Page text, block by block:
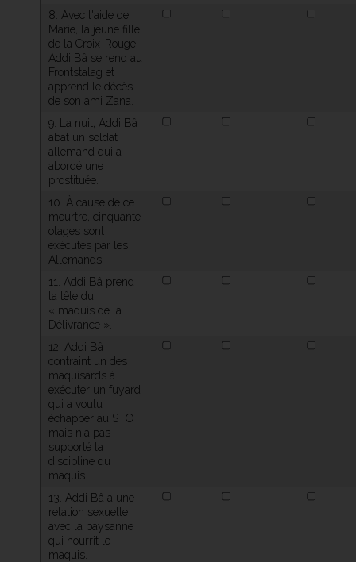
8. Avec l'aide de
Marie, la jeune fille
de la Croix-Rouge,
Addi Bâ se rend au
Frontstalag et
apprend le décès
de son ami Zana.
9. La nuit, Addi Bâ
abat un soldat
allemand qui a
abordé une
prostituée.
10. À cause de ce
meurtre, cinquante
otages sont
exécutés par les
Allemands.
11. Addi Bâ prend
la tête du
« maquis de la
Délivrance ».
12. Addi Bâ
contraint un des
maquisards à
exécuter un fuyard
qui a voulu
échapper au STO
mais n'a pas
supporté la
discipline du
maquis.
13. Addi Bâ a une
relation sexuelle
avec la paysanne
qui nourrit le
maquis.